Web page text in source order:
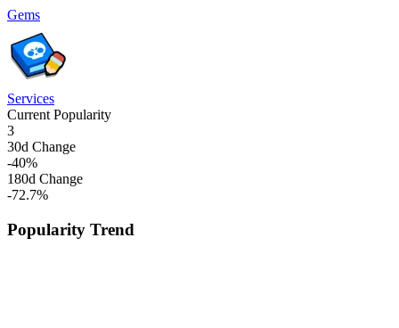
Gems
Services
Current Popularity
3
30d Change
-40%
180d Change
-72.7%
Popularity Trend